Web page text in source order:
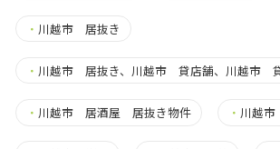
・ 川越市 居抜き
・ 川越市 居抜き、川越市 貸店舗、川越市
・ 川越市 居酒屋 居抜き物件 ・ 川越